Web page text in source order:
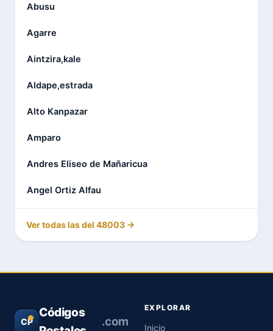
Abusu
Agarre
Aintzira,kale
Aldape,estrada
Alto Kanpazar
Amparo
Andres Eliseo de Mañaricua
Angel Ortiz Alfau
Ver todas las del 48003 →
CP
Códigos
.com
EXPLORAR
Inicio